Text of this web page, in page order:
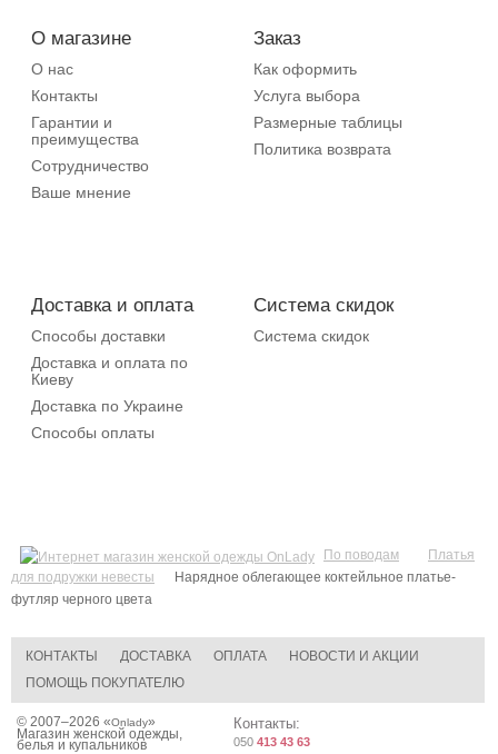
О магазине
О нас
Контакты
Гарантии и
преимущества
Сотрудничество
Ваше мнение
Заказ
Как оформить
Услуга выбора
Размерные таблицы
Политика возврата
Доставка и оплата
Способы доставки
Доставка и оплата по
Киеву
Доставка по Украине
Способы оплаты
Система скидок
Система скидок
По поводам
Платья
для подружки невесты
Нарядное облегающее коктейльное платье-
футляр черного цвета
КОНТАКТЫ ДОСТАВКА ОПЛАТА
НОВОСТИ И АКЦИИ
ПОМОЩЬ ПОКУПАТЕЛЮ
© 2007–2026 «Onlady»
Магазин женской одежды,
белья и купальников
Контакты:
050 413 43 63